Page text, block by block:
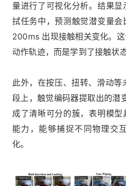
量进行了可视化分析。结果
拭任务中，预测触觉潜变量
200ms 出现接触相关变化。
动作轨迹，而是学到了接触状
此外，在按压、扭转、滑动
段上，触觉编码器提取出的潜
成了清晰可分的簇，表明模型
能力，能够捕捉不同物理交
化。